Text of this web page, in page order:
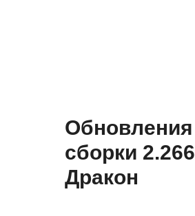
Обновления
сборки 2.266
Дракон